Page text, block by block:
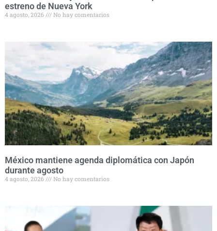
estreno de Nueva York
4 agosto, 2026 No hay comentarios
México mantiene agenda diplomática con Japón
durante agosto
4 agosto, 2026 No hay comentarios